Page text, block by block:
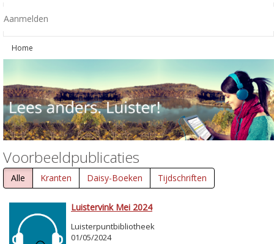
Aanmelden
Home
Voorbeeldpublicaties
Alle Kranten Daisy-Boeken Tijdschriften
Luistervink Mei 2024
Luisterpuntbibliotheek
01/05/2024